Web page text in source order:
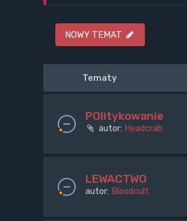
NOWY TEMAT
Tematy
POlitykowanie
autor: Headcrab
LEWACTWO
autor: Bloodcult